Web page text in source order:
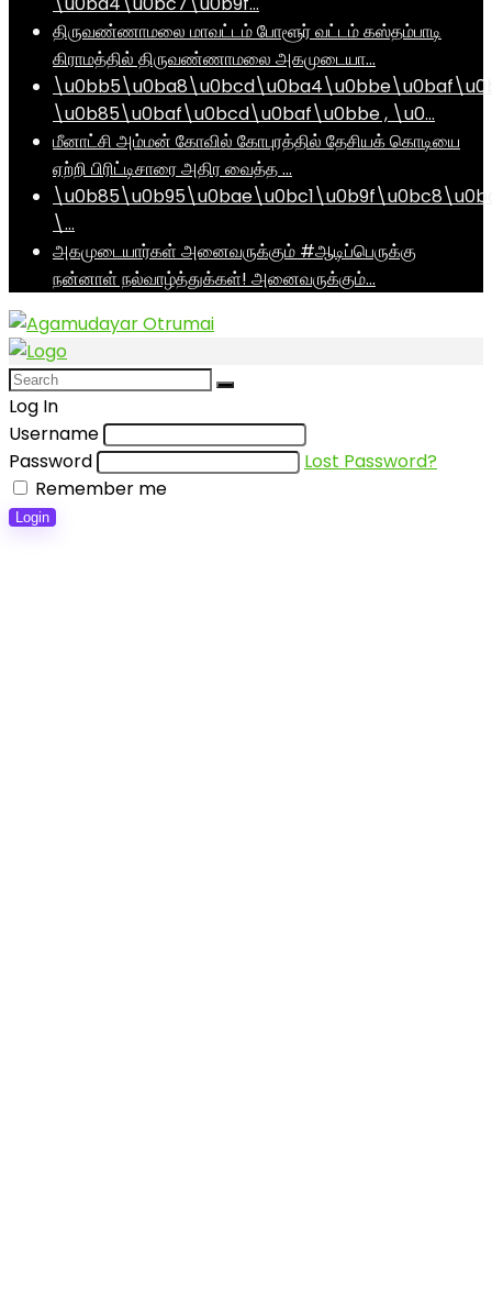
திருவண்ணாமலை மாவட்டம் போளூர் வட்டம் கஸ்தம்பாடி
கிராமத்தில் திருவண்ணாமலை அகமுடையா…
\u0b85\u0baf\u0bcd\u0baf\u0bbe , \u0…
மீனாட்சி அம்மன் கோவில் கோபுரத்தில் தேசியக் கொடியை
ஏற்றி பிரிட்டிசாரை அதிர வைத்த …
\…
அகமுடையார்கள் அனைவருக்கும் #ஆடிப்பெருக்கு
நன்னாள் நல்வாழ்த்துக்கள்! அனைவருக்கும்…
Log In
Username
Password
Lost Password?
Remember me
Login